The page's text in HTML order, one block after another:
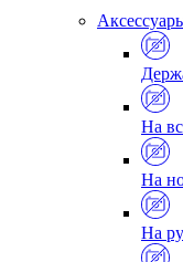
На
На
На